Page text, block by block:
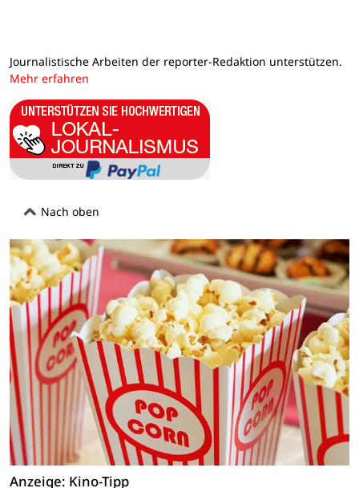
Journalistische Arbeiten der reporter-Redaktion unterstützen.
Mehr erfahren
Nach oben
Anzeige: Kino-Tipp